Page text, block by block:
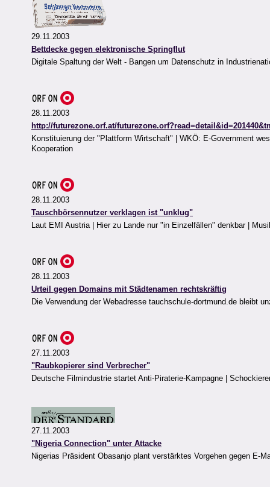
29.11.2003
Bettdecke gegen elektronische Springflut
Digitale Spaltung der Welt - Bangen um Datenschutz in
28.11.2003
http://futurezone.orf.at/
Konstituierung der "Plattform Wirtschaft" | WKÖ: E-Government
Kooperation
28.11.2003
Tauschbörsennutzer verklagen ist "unklug"
Laut EMI Austria | Hier zu Lande nur "in Einzelfällen" denkbar |
28.11.2003
Urteil gegen Domains mit Städtenamen rechtskräftig
Die Verwendung der Webadresse tauchschule-dortmund.de bleibt
27.11.2003
"Raubkopierer sind Verbrecher"
Deutsche Filmindustrie startet Anti-Piraterie-Kampagne |
27.11.2003
"Nigeria Connection" unter Attacke
Nigerias Präsident Obasanjo plant verstärktes Vorgehen gegen E-